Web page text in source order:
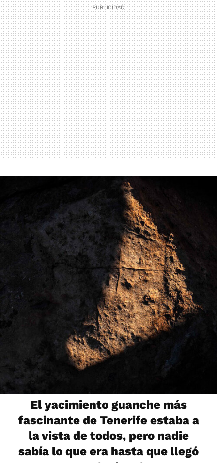
El yacimiento guanche más
fascinante de Tenerife estaba a
la vista de todos, pero nadie
sabía lo que era hasta que llegó